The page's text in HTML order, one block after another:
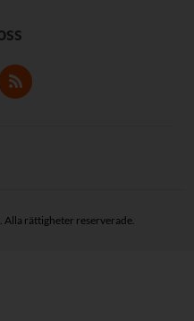
rättigheter reserverade.